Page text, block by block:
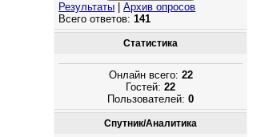
Результаты |Архив опросов
Всего ответов:141
Статистика
Онлайн всего: 22
Гостей:22
Пользователей:0
Спутник/Аналитика